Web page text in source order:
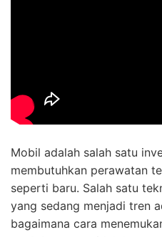
Mobil adalah salah satu
membutuhkan perawatan
seperti baru. Salah satu
yang sedang menjadi tren
bagaimana cara